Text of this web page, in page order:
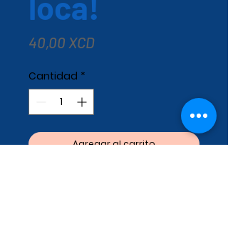
40,00 XCDPrecio
Cantidad *
Agregar al carrito